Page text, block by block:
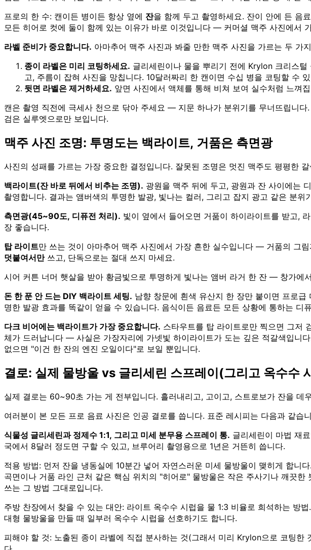
프로의 한 수: 캔이든 병이든 항상 옆에 잔을 함께 두고 촬영하세요. 잔이 안에 든 음
모든 히어로 컷에 둘이 함께 있는 이유가 바로 이것입니다 — 커머셜 맥주 사진에서
라벨 준비가 중요합니다. 아마추어 맥주 사진과 봐줄 만한 맥주 사진을 가르는 두 가
종이 라벨은 미리 코팅하세요. 글리세린이나 물을 뿌리기 전에 Krylon 크리스
고, 주름이 잡혀 사진을 망칩니다. 10달러짜리 한 캔이면 수십 병을 코팅할 수
뒷면 라벨은 제거하세요. 앞면 사진에서 액체를 통해 비쳐 보여 실수처럼 느껴
캔은 촬영 직전에 극세사 천으로 닦아 주세요 — 지문 하나가 분위기를 무너뜨립니
검은 실루엣으로만 보입니다.
맥주 사진 조명: 투명도는 백라이트, 거품은 측면광
사진의 성패를 가르는 가장 중요한 결정입니다. 잘못된 조명은 멋진 맥주도 평평한
백라이트(잔 바로 뒤에서 비추는 조명). 광원을 맥주 뒤에 두고, 광원과 잔 사이에는
촬영합니다. 결과는 앰버색의 투명한 발광, 빛나는 컬러, 그리고 잡지 광고 같은 분
측면광(45~90도, 디퓨전 처리). 빛이 옆에서 들어오면 거품이 하이라이트를 받고,
장 좋습니다.
탑 라이트만 쓰는 것이 아마추어 맥주 사진에서 가장 흔한 실수입니다 — 거품의 그
덧붙여서만쓰고, 단독으로는 절대 쓰지 마세요.
시어 커튼 너머 햇살을 받아 황금빛으로 투명하게 빛나는 앰버 라거 한 잔 — 창가에
돈 한 푼 안 드는 DIY 백라이트 세팅. 남향 창문에 흰색 유산지 한 장만 붙이면 프로
명한 발광 효과를 똑같이 얻을 수 있습니다. 음식이든 음료든 모든 상황에 통하는 디
다크 비어에는 백라이트가 가장 중요합니다. 스타우트를 탑 라이트로만 찍으면 그저
체가 드러납니다 — 사실은 가장자리에 가넷빛 하이라이트가 도는 깊은 적갈색입니
없으면 "이건 한 잔의 엔진 오일이다"로 보일 뿐입니다.
결로: 실제 물방울 vs 글리세린 스프레이(그리고 옥수수
실제 결로는 60~90초 가는 게 전부입니다. 흘러내리고, 고이고, 스트로보가 잔을 데
여러분이 본 모든 프로 음료 사진은 인공 결로를 씁니다. 표준 레시피는 다음과 같습
식물성 글리세린과 정제수 1:1, 그리고 미세 분무용 스프레이 통. 글리세린이 마법 재
국에서 8달러 정도면 구할 수 있고, 브루어리 촬영용으로 1년은 거뜬히 씁니다.
적용 방법: 먼저 잔을 냉동실에 10분간 넣어 자연스러운 미세 물방울이 맺히게 합
곡면이나 거품 라인 근처 같은 핵심 위치의 "히어로" 물방울은 작은 주사기나 깨끗
쓰는 그 방법 그대로입니다.
주방 찬장에서 찾을 수 있는 대안: 라이트 옥수수 시럽을 물 1:3 비율로 희석하는
대형 물방울을 만들 때 일부러 옥수수 시럽을 선호하기도 합니다.
피해야 할 것: 노출된 종이 라벨에 직접 분사하는 것(그래서 미리 Krylon으로 코팅